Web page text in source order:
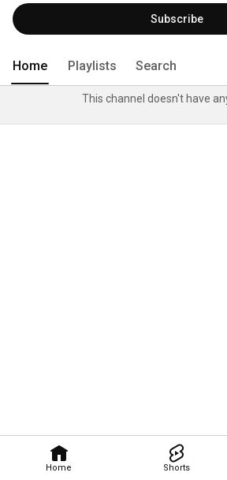
Home Shorts
Subscribe
Home Playlists Search
This channel doesn't have